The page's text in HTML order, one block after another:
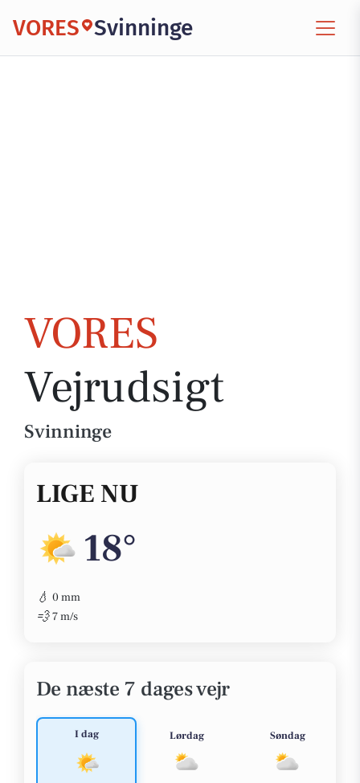
VORES Svinninge
VORES
Vejrudsigt
Svinninge
LIGE NU
18°
💧 0 mm
💨 7 m/s
De næste 7 dages vejr
I dag Lørdag Søndag